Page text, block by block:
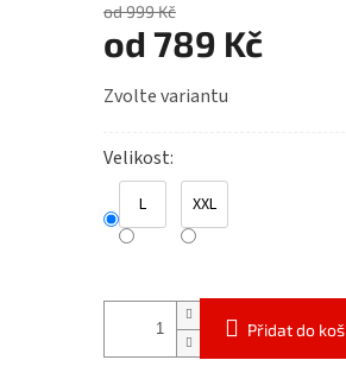
od 999 Kč
od 789 Kč
cena:
Zvolte variantu
Velikost
L XXL
Přidat do